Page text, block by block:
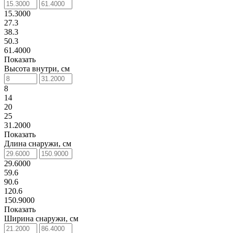
15.3000
27.3
38.3
50.3
61.4000
Показать
Высота внутри, см
8
14
20
25
31.2000
Показать
Длина снаружи, см
29.6000
59.6
90.6
120.6
150.9000
Показать
Ширина снаружи, см